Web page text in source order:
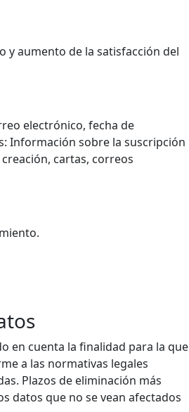
y aumento de la satisfacción del
electrónico, fecha de
Información sobre la suscripción
cartas, correos
en cuenta la finalidad para la que
a las normativas legales
Plazos de eliminación más
datos que no se vean afectados